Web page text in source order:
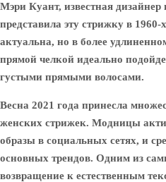
Мэри Куант, известная
представила эту стрижку в
актуальна, но в более
прямой челкой идеально
густыми прямыми волосами.
Весна 2021 года принесла
женских стрижек. Модницы
образы в социальных сетях, и
основных трендов. Одним из
возвращение к естественным